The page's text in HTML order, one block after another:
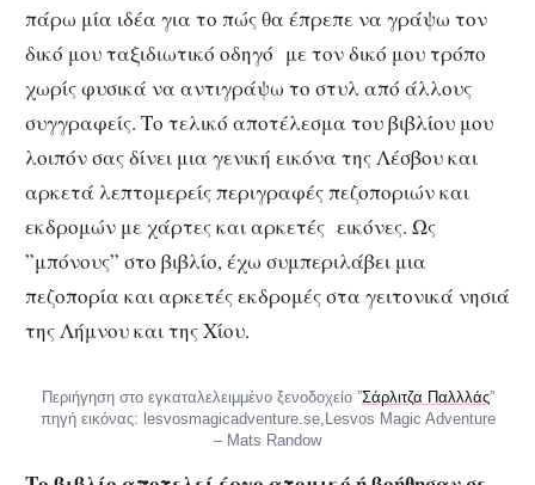
πάρω μία ιδέα για το πώς θα έπρεπε να γράψω τον
δικό μου ταξιδιωτικό οδηγό με τον δικό μου τρόπο
χωρίς φυσικά να αντιγράψω το στυλ από άλλους
συγγραφείς. Το τελικό αποτέλεσμα του βιβλίου μου
λοιπόν σας δίνει μια γενική εικόνα της Λέσβου και
αρκετά λεπτομερείς περιγραφές πεζοποριών και
εκδρομών με χάρτες και αρκετές εικόνες. Ως
”μπόνους” στο βιβλίο, έχω συμπεριλάβει μια
πεζοπορία και αρκετές εκδρομές στα γειτονικά νησιά
της Λήμνου και της Χίου.
Περιήγηση στο εγκαταλελειμμένο ξενοδοχείο ”Σάρλιτζα Παλλλάς”
πηγή εικόνας: lesvosmagicadventure.se,Lesvos Magic Adventure
– Mats Randow